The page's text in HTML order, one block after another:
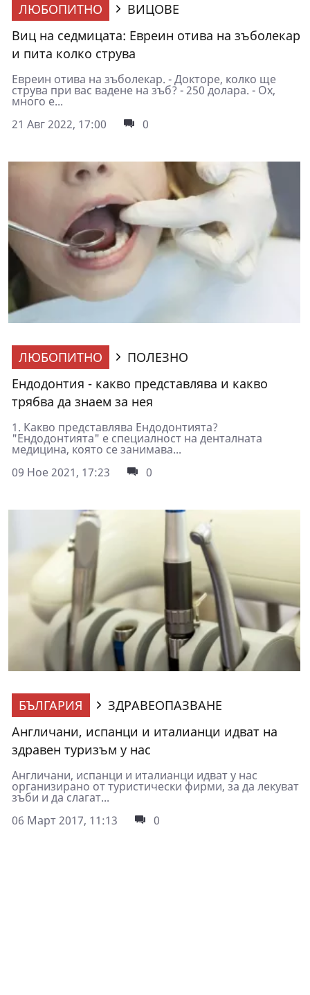
ЛЮБОПИТНО
ВИЦОВЕ
Виц на седмицата: Евреин отива на зъболекар
и пита колко струва
Евреин отива на зъболекар. - Докторе, колко ще
струва при вас вадене на зъб? - 250 долара. - Ох,
много е...
21 Авг 2022, 17:00
0
ЛЮБОПИТНО
ПОЛЕЗНО
Ендодонтия - какво представлява и какво
трябва да знаем за нея
1. Какво представлява Ендодонтията?
"Ендодонтията" е специалност на денталната
медицина, която се занимава...
09 Ное 2021, 17:23
0
БЪЛГАРИЯ
ЗДРАВЕОПАЗВАНЕ
Англичани, испанци и италианци идват на
здравен туризъм у нас
Англичани, испанци и италианци идват у нас
организирано от туристически фирми, за да лекуват
зъби и да слагат...
06 Март 2017, 11:13
0